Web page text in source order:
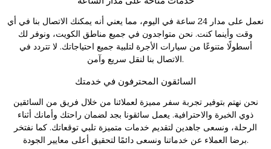
نعمل على مدار 24 ساعة في اليوم، مما يعني أنه يمكنك الاتصال بنا في أي
وقت وأينما كنت. نحن متواجدون في جميع مناطق الكويت، ونوفر لك
أسطولًا متنوعًا من سيارات الأجرة لتلبية جميع احتياجاتك. لا تتردد في
الاتصال بنا لنقل سريع وآمن.
السائقون المحترفون في خدمتك
نحن نهتم بتوفير تجربة سفر مميزة لعملائنا من خلال فريق من السائقين
ذوي الخبرة والاحترافية. يعمل سائقونا بجد لضمان راحتك وأمانك أثناء
الرحلة، ونسعى جاهدين لتقديم خدمات متميزة تلبي توقعاتك. كما نفتخر
برضا العملاء عن خدماتنا ونسعى دائمًا لتحقيق أعلى معايير الجودة.